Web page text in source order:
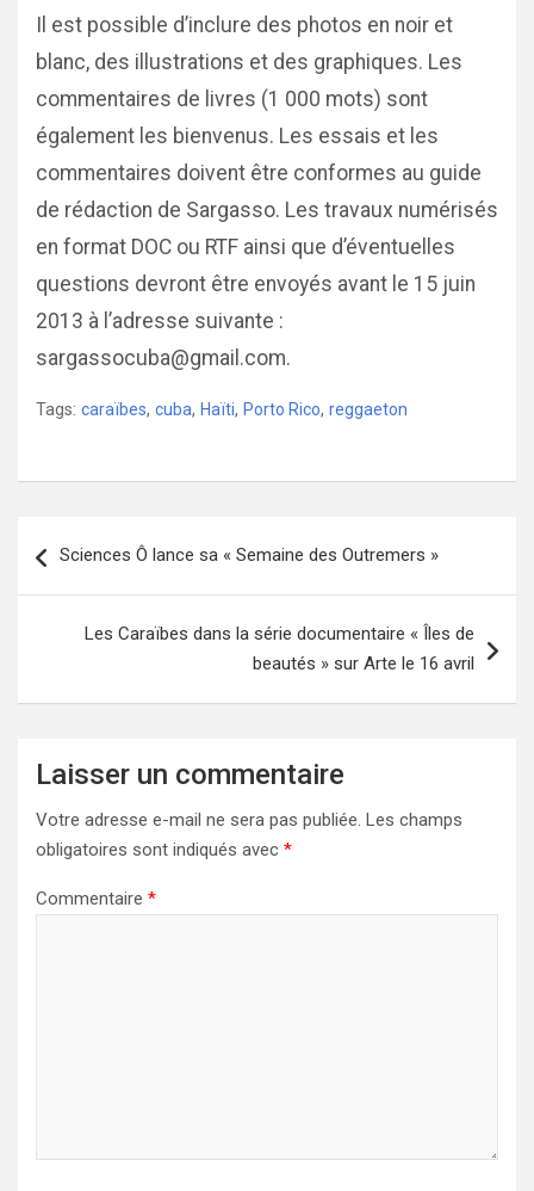
Il est possible d’inclure des photos en noir et
blanc, des illustrations et des graphiques. Les
commentaires de livres (1 000 mots) sont
également les bienvenus. Les essais et les
commentaires doivent être conformes au guide
de rédaction de Sargasso. Les travaux numérisés
en format DOC ou RTF ainsi que d’éventuelles
questions devront être envoyés avant le 15 juin
2013 à l’adresse suivante :
sargassocuba@gmail.com.
Tags: caraïbes, cuba, Haïti, Porto Rico, reggaeton
de
Sciences Ô lance sa « Semaine des Outremers »
Les Caraïbes dans la série documentaire « Îles de
beautés » sur Arte le 16 avril
Laisser un commentaire
Votre adresse e-mail ne sera pas publiée. Les champs
obligatoires sont indiqués avec *
Commentaire *